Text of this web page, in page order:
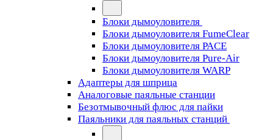
Блоки дымоуловителя
Блоки дымоуловителя FumeClear
Блоки дымоуловителя PACE
Блоки дымоуловителя Pure-Air
Блоки дымоуловителя WARP
Адаптеры для шприца
Аналоговые паяльные станции
Безотмывочный флюс для пайки
Паяльники для паяльных станций